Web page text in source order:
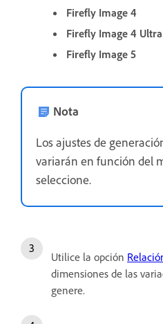
Firefly Image 4
Firefly Image 4 Ultra
Firefly Image 5
Nota
Los ajustes de
variarán en función del
seleccione.
Utilice la opción
dimensiones de las
genere.